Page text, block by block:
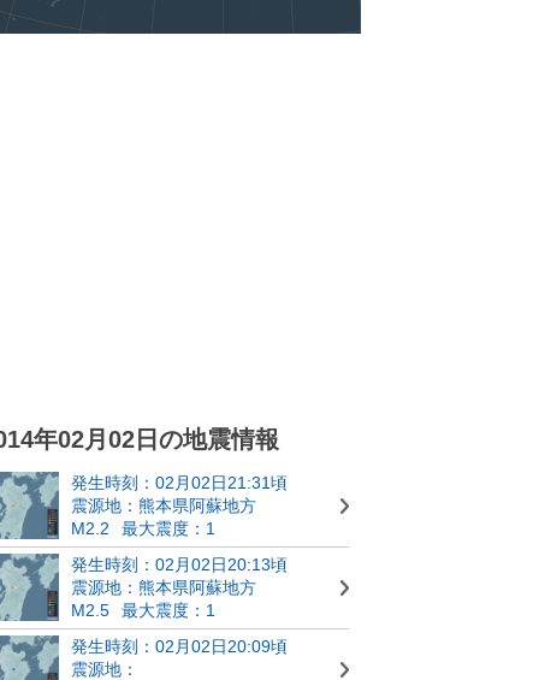
年02月02日の地震情報
発生時刻：02月02日21:31頃
震源地：熊本県阿蘇地方
M2.2
最大震度：1
発生時刻：02月02日20:13頃
震源地：熊本県阿蘇地方
M2.5
最大震度：1
発生時刻：02月02日20:09頃
震源地：